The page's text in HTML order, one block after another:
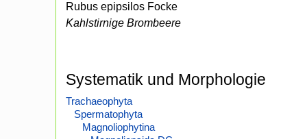
Rubus epipsilos Focke
Kahlstirnige Brombeere
Systematik und Morphologie
Trachaeophyta
Spermatophyta
Magnoliophytina